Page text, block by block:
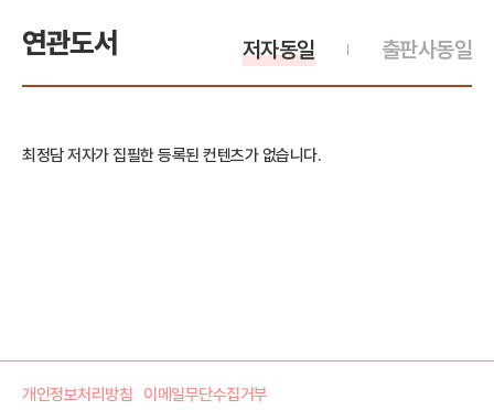
연관도서 출판사동일
저자동일
최정담 저자가 집필한 등록된 컨텐츠가 없습니다.
개인정보처리방침 이메일무단수집거부